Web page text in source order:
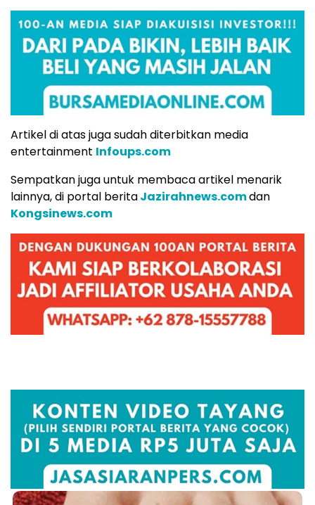
Artikel di atas juga sudah diterbitkan media
entertainment Infoups.com
Sempatkan juga untuk membaca artikel menarik
lainnya, di portal beritaJazirahnews.comdan
Kongsinews.com